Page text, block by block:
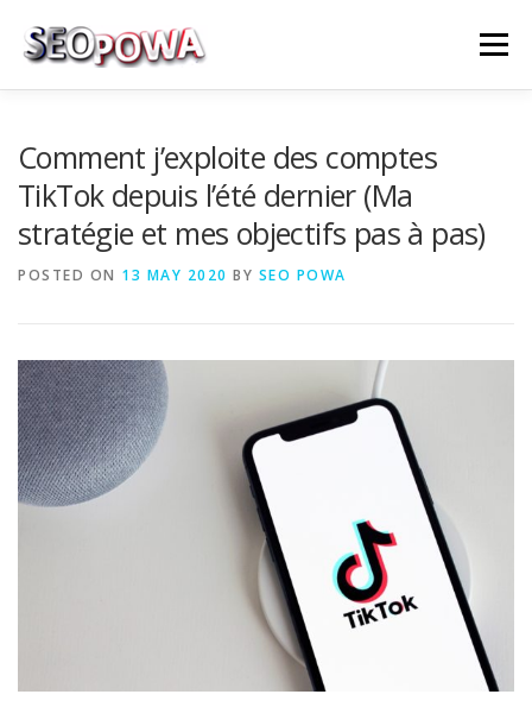
Menu
MES SERVICES CONTACTEZ MOI
Comment j’exploite des comptes
TikTok depuis l’été dernier (Ma
stratégie et mes objectifs pas à pas)
POSTED ON 13 MAY 2020 BY SEO POWA